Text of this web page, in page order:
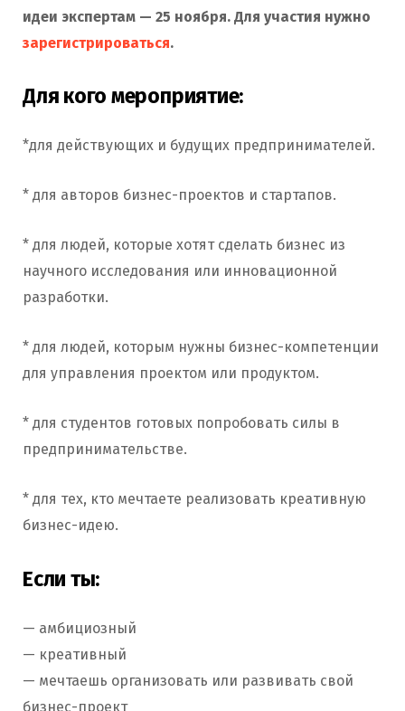
идеи экспертам — 25 ноября. Для участия нужно
зарегистрироваться.
Для кого мероприятие:
*для действующих и будущих предпринимателей.
* для авторов бизнес-проектов и стартапов.
* для людей, которые хотят сделать бизнес из
научного исследования или инновационной
разработки.
* для людей, которым нужны бизнес-компетенции
для управления проектом или продуктом.
* для студентов готовых попробовать силы в
предпринимательстве.
* для тех, кто мечтаете реализовать креативную
бизнес-идею.
Если ты:
— амбициозный
— креативный
— мечтаешь организовать или развивать свой
бизнес-проект